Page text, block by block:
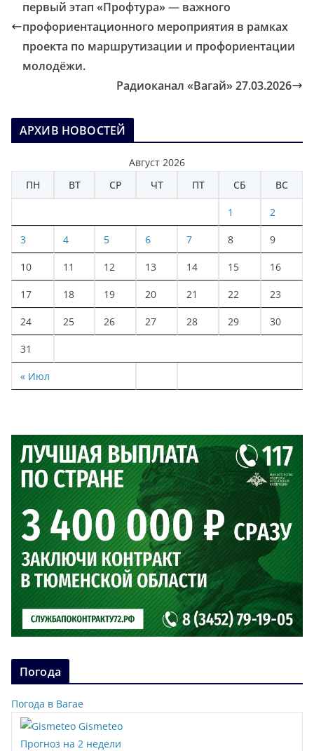
первый этап «Профтура» — важного
профориентационного мероприятия в рамках
проекта по маршрутизации и профориентации
молодёжи.
Радиоканал «Вагай» 27.03.2026
АРХИВ НОВОСТЕЙ
Август 2026
ПН
ВТ СР ЧТ ПТ СБ ВС
« Июл
1 2
3 4 5 6 7 8 9
10 11 12 13 14 15 16
17 18 19 20 21 22 23
24 25 26 27 28 29 30
31
Погода
Погода в Вагае
Gismeteo
Прогноз на 2 недели